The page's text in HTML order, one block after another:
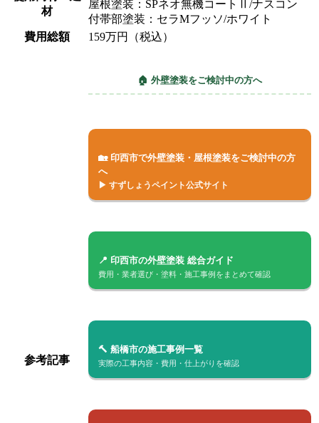
材
屋根塗装：SPネオ無機コートⅡ/ナスコン
付帯部塗装：セラMフッソ/ホワイト
費用総額
159万円（税込）
参考記事
🏠 外壁塗装をご検討中の方へ
🏡 印西市で外壁塗装・屋根塗装をご検討中の方
へ
▶ すずしょうペイント公式サイト
📍 印西市の外壁塗装 総合ガイド
費用・業者選び・塗料・施工事例をまとめて確認
🔨 船橋市の施工事例一覧
実際の工事内容・費用・仕上がりを確認